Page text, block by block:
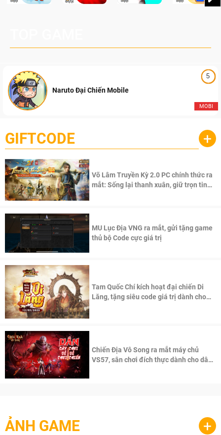
5
MOBI
Naruto Đại Chiến Mobile
GIFTCODE +
Võ Lâm Truyền Kỳ 2.0 PC chính thức ra
mắt: Sống lại thanh xuân, giữ trọn tinh
MU Lục Địa VNG ra mắt, gửi tặng game
thủ bộ Code cực giá trị
Tam Quốc Chí kích hoạt đại chiến Di
Lăng, tặng siêu code giá trị dành cho
Chiến Địa Vô Song ra mắt máy chủ
VS57, sân chơi đích thực dành cho dân
ẢNH GAME +